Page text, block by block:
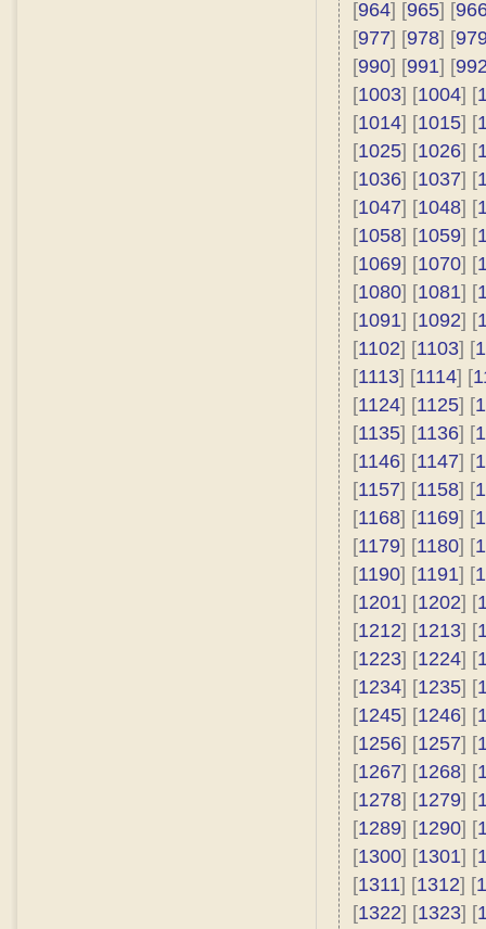
[964] [965] [
[977] [978] [
[990] [991] [
[1003] [1004] [
[1014] [1015] [
[1025] [1026] [
[1036] [1037] [
[1047] [1048] [
[1058] [1059] [
[1069] [1070] [
[1080] [1081] [
[1091] [1092] [
[1102] [1103] [
[1113] [1114] [
[1124] [1125] [
[1135] [1136] [
[1146] [1147] [
[1157] [1158] [
[1168] [1169] [
[1179] [1180] [
[1190] [1191] [
[1201] [1202] [
[1212] [1213] [
[1223] [1224] [
[1234] [1235] [
[1245] [1246] [
[1256] [1257] [
[1267] [1268] [
[1278] [1279] [
[1289] [1290] [
[1300] [1301] [
[1311] [1312] [
[1322] [1323] [